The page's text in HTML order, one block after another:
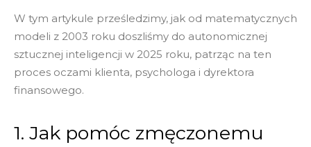
W tym artykule prześledzimy, jak od matematycznych
modeli z 2003 roku doszliśmy do autonomicznej
sztucznej inteligencji w 2025 roku, patrząc na ten
proces oczami klienta, psychologa i dyrektora
finansowego.
1. Jak pomóc zmęczonemu